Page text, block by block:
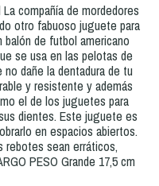
compañía de mordedores
otro fabuoso juguete para
de futbol americano
se usa en las pelotas de
dañe la dentadura de tu
y resistente y además
el de los juguetes para
dientes. Este juguete es
en espacios abiertos.
rebotes sean erráticos,
PESO Grande 17,5 cm